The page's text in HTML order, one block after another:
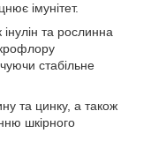
імунітет.
інулін та рослинна
стабільне
та цинку, а також
шкірного